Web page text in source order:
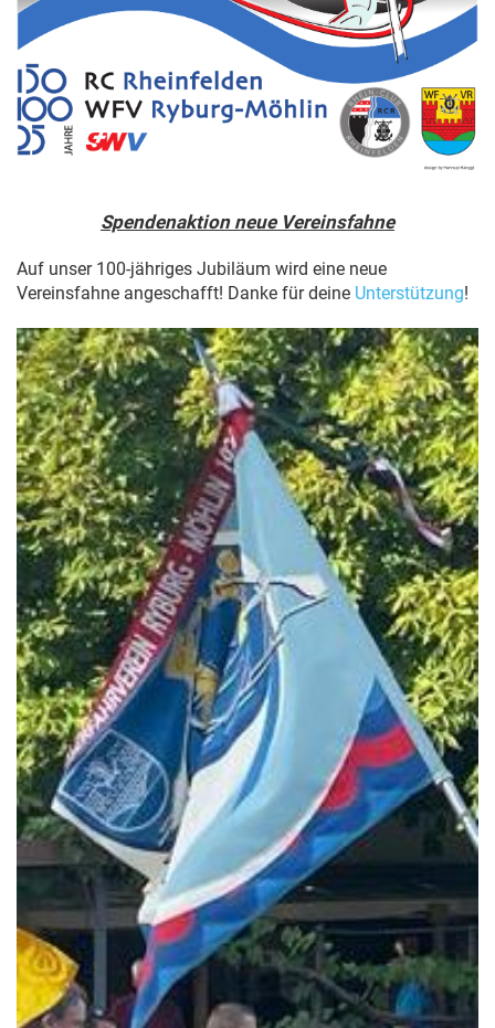
Spendenaktion neue Vereinsfahne
Auf unser 100-jähriges Jubiläum wird eine neue
Vereinsfahne angeschafft! Danke für deine Unterstützung!